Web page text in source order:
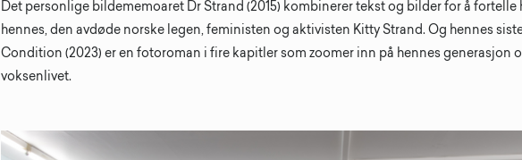
Det personlige bildememoaret Dr Strand (2015) kombinerer tekst og bilder for å fortelle
hennes, den avdøde norske legen, feministen og aktivisten Kitty Strand. Og hennes
Condition (2023) er en fotoroman i fire kapitler som zoomer inn på hennes generasjon
voksenlivet.